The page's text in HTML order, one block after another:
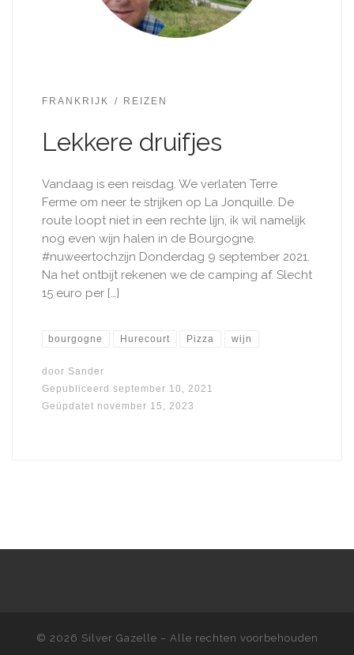
FRANKRIJK REIZEN
Lekkere druifjes
Vandaag is een reisdag. We verlaten Terre
Ferme om neer te strijken op La Jonquille. De
route loopt niet in een rechte lijn, ik wil namelijk
nog even wijn halen in de Bourgogne.
#nuweertochzijn Donderdag 9 september 2021.
Na het ontbijt rekenen we de camping af. Slecht
15 euro per […]
bourgogne Hurecourt Pizza wijn
door Sander
Gepubliceerd september 10, 2021
Geüpdatet november 15, 2023
© 2026 Silver Gazelle – Alle rechten voorbehouden